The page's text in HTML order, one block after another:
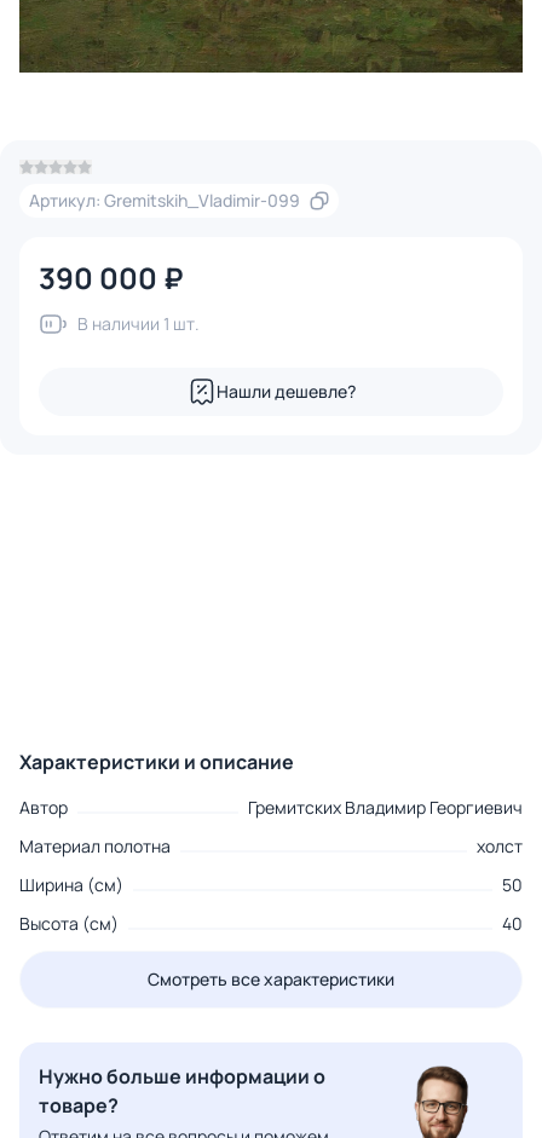
Артикул: Gremitskih_Vladimir-099
390 000 ₽
В наличии 1 шт.
Нашли дешевле?
Характеристики и описание
Автор
Гремитских Владимир Георгиевич
Материал полотна
холст
Ширина (см)
50
Высота (см)
40
Смотреть все характеристики
Нужно больше информации о
товаре?